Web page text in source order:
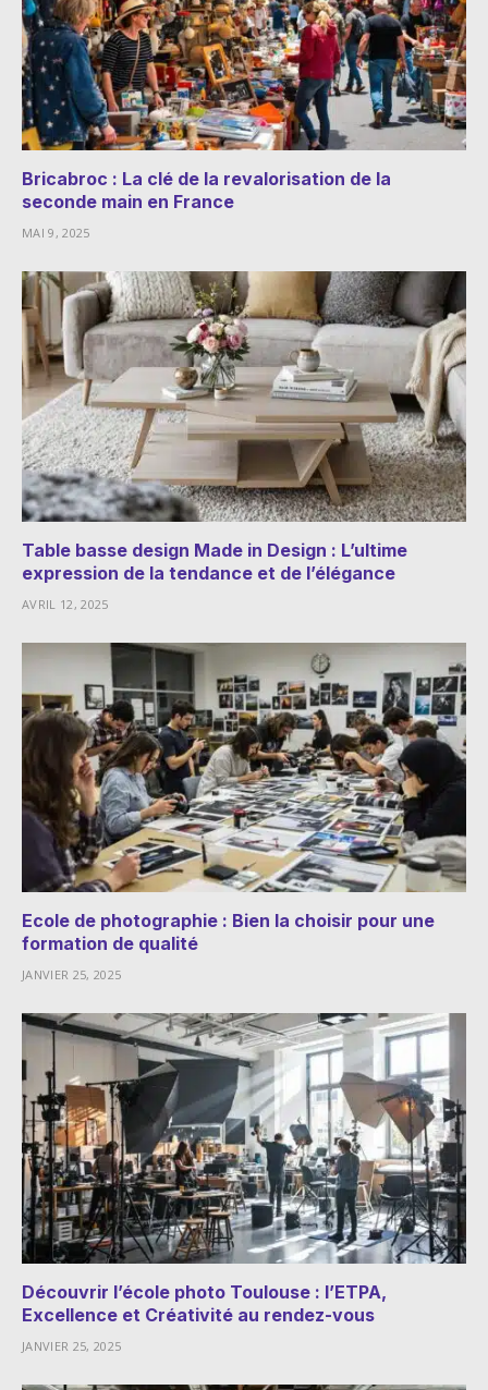
Bricabroc : La clé de la revalorisation de la
seconde main en France
MAI 9, 2025
Table basse design Made in Design : L’ultime
expression de la tendance et de l’élégance
AVRIL 12, 2025
Ecole de photographie : Bien la choisir pour une
formation de qualité
JANVIER 25, 2025
Découvrir l’école photo Toulouse : l’ETPA,
Excellence et Créativité au rendez-vous
JANVIER 25, 2025